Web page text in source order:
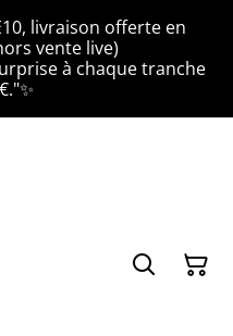
livraison offerte en
vente live)
à chaque tranche